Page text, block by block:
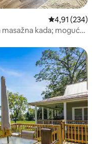
Prosječna
4,91 (234)
kada; moguće